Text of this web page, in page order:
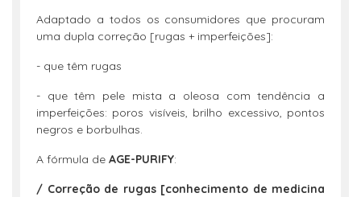
Adaptado a todos os consumidores que procuram
uma dupla correção [rugas + imperfeições]:
- que têm rugas
- que têm pele mista a oleosa com tendência a
imperfeições: poros visíveis, brilho excessivo, pontos
negros e borbulhas.
A fórmula de AGE-PURIFY:
/ Correção de rugas [conhecimento de medicina